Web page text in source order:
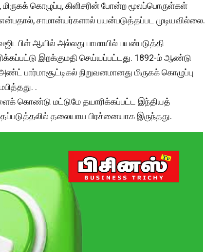
கொழுப்பு, கிளிசரின் போன்ற மூலப்பொருள்கள்
சாமான்யர்களால் பயன்படுத்தப்பட முடியவில்லை.
ஆயில் அல்லது பாமாயில் பயன்படுத்தி
இறக்குமதி செய்யப்பட்டது. 1892-ம் ஆண்டு
பார்மாசூட்டிகல் நிறுவனமானது மிருகக் கொழுப்பு
.
கொண்டு மட்டுமே தயாரிக்கப்பட்ட இந்தியத்
தலையாய பிரச்னையாக இருந்தது.